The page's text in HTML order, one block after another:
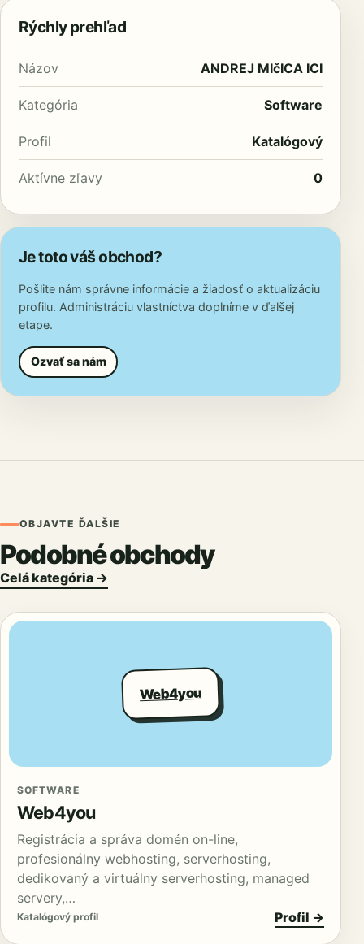
Rýchly prehľad
Názov ANDREJ MIčICA ICI
Kategória Software
Profil Katalógový
Aktívne zľavy 0
Je toto váš obchod?
Pošlite nám správne informácie a žiadosť o aktualizáciu
profilu. Administráciu vlastníctva doplníme v ďalšej
etape.
Ozvať sa nám
OBJAVTE ĎALŠIE
Podobné obchody
Celá kategória →
Web4you
SOFTWARE
Web4you
Registrácia a správa domén on-line,
profesionálny webhosting, serverhosting,
dedikovaný a virtuálny serverhosting, managed
servery,…
Katalógový profil Profil →